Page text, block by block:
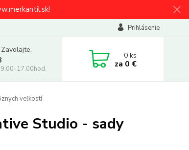
Prihlásenie
17.00hod.
0ks
za 0 €
veľkostí
Studio - sady